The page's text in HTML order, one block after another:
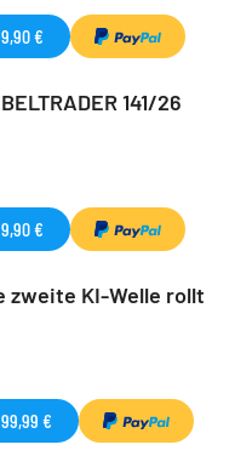
9,90 €
141/26
9,90 €
zweite KI-Welle rollt
99,99 €